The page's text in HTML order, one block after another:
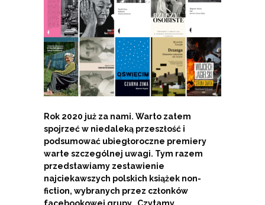
Rok 2020 już za nami. Warto zatem
spojrzeć w niedaleką przeszłość i
podsumować ubiegłoroczne premiery
warte szczególnej uwagi. Tym razem
przedstawiamy zestawienie
najciekawszych polskich książek non-
fiction, wybranych przez członków